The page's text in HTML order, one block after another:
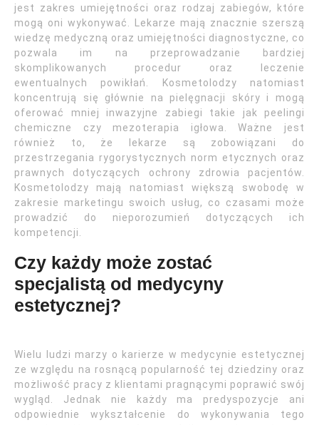
jest zakres umiejętności oraz rodzaj zabiegów, które
mogą oni wykonywać. Lekarze mają znacznie szerszą
wiedzę medyczną oraz umiejętności diagnostyczne, co
pozwala im na przeprowadzanie bardziej
skomplikowanych procedur oraz leczenie
ewentualnych powikłań. Kosmetolodzy natomiast
koncentrują się głównie na pielęgnacji skóry i mogą
oferować mniej inwazyjne zabiegi takie jak peelingi
chemiczne czy mezoterapia igłowa. Ważne jest
również to, że lekarze są zobowiązani do
przestrzegania rygorystycznych norm etycznych oraz
prawnych dotyczących ochrony zdrowia pacjentów.
Kosmetolodzy mają natomiast większą swobodę w
zakresie marketingu swoich usług, co czasami może
prowadzić do nieporozumień dotyczących ich
kompetencji.
Czy każdy może zostać
specjalistą od medycyny
estetycznej?
Wielu ludzi marzy o karierze w medycynie estetycznej
ze względu na rosnącą popularność tej dziedziny oraz
możliwość pracy z klientami pragnącymi poprawić swój
wygląd. Jednak nie każdy ma predyspozycje ani
odpowiednie wykształcenie do wykonywania tego